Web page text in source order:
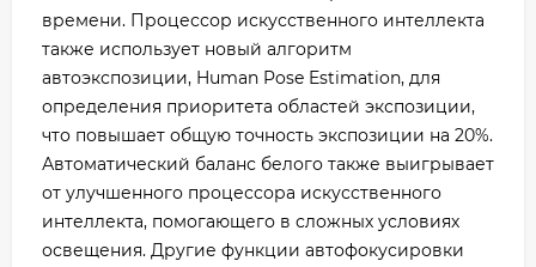
времени. Процессор искусственного интеллекта
также использует новый алгоритм
автоэкспозиции, Human Pose Estimation, для
определения приоритета областей экспозиции,
что повышает общую точность экспозиции на 20%.
Автоматический баланс белого также выигрывает
от улучшенного процессора искусственного
интеллекта, помогающего в сложных условиях
освещения. Другие функции автофокусировки